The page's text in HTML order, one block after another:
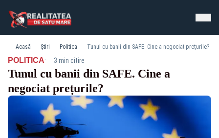
Acasă Știri Politica Tunul cu banii din SAFE. Cine a negociat prețurile?
POLITICA· 3 min citire
Tunul cu banii din SAFE. Cine a
negociat prețurile?